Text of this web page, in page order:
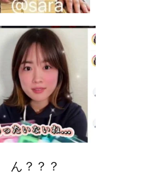
ん？？？